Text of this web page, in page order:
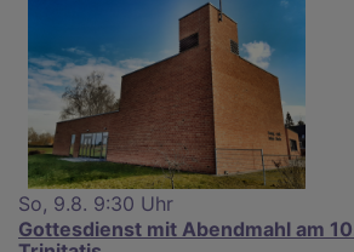
So, 9.8. 9:30 Uhr
Gottesdienst mit Abendmahl am